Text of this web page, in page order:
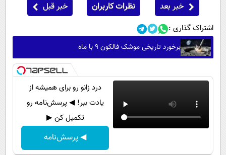
خبر بعد نظرات کاربران خبر قبل
اشتراک گذاری :
برخورد تاریخی موشک فالکون ۹ با ماه
درد زانو رو برای همیشه از
یادت ببر! ◀ پرسش‌نامه رو
تکمیل کن ▶
◀ پرسش‌نامه